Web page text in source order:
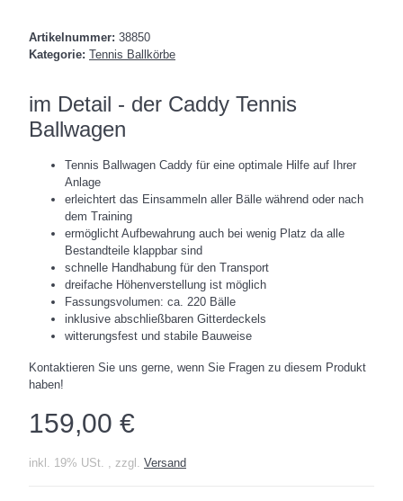
Artikelnummer: 38850
Kategorie: Tennis Ballkörbe
im Detail - der Caddy Tennis
Ballwagen
Tennis Ballwagen Caddy für eine optimale Hilfe auf Ihrer
Anlage
erleichtert das Einsammeln aller Bälle während oder nach
dem Training
ermöglicht Aufbewahrung auch bei wenig Platz da alle
Bestandteile klappbar sind
schnelle Handhabung für den Transport
dreifache Höhenverstellung ist möglich
Fassungsvolumen: ca. 220 Bälle
inklusive abschließbaren Gitterdeckels
witterungsfest und stabile Bauweise
Kontaktieren Sie uns gerne, wenn Sie Fragen zu diesem Produkt
haben!
159,00 €
inkl. 19% USt. , zzgl. Versand